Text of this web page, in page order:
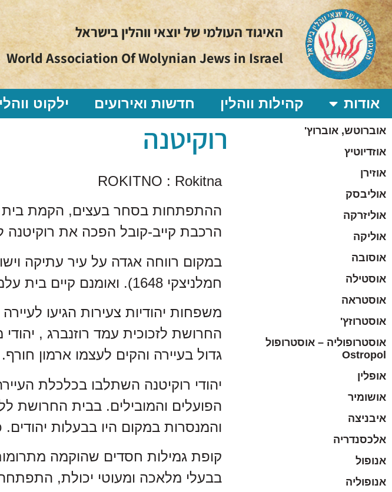
האיגוד העולמי של יוצאי ווהלין בישראל
World Association Of Wolynian Jews in Israel
אודות קהילות ווהלין חדשות ואירועים ילקוט
אוברוטש, אוברוץ'
אוזדיוטיץ
אוזירן
אוליבסק
אוליזרקה
אוליקה
אוסובה
אוסטילה
אוסטראה
אוסטרוזץ'
אוסטרופוליה – אוסטרופול
Ostropol
אופלין
אושומיר
איבניצה
אלכסנדריה
אנופול
אנופוליה
רוקיטנה
ROKITNO : Rokitna
ההתפתחות בסחר בעצים, הקמת בית
הרכבת קייב-קובל הפכה את רוקיטנה
במקום רווחה אגדה על עיר עתיקה
חמלניצקי 1648). ואומנם קיים בית עלמין יהודי עתיק בכפר סמוך לרוקיטנה.
משפחות יהודיות צעירות הגיעו
החרושת לזכוכית עמד רוזנברג ,
גדול בעיירה והקים לעצמו ארמון חורף.
יהודי רוקיטנה השתלבו בכלכלת
הפועלים והמובילים. בבית החרושת
והמנסרות במקום היו בבעלות יהודים.
קופת גמילות חסדים שהוקמה
בבעלי מלאכה ומעוטי יכולת,